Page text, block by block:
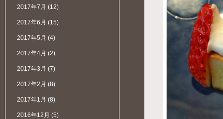
2017年7月 (12)
2017年6月 (15)
2017年5月 (4)
2017年4月 (2)
2017年3月 (7)
2017年2月 (8)
2017年1月 (8)
2016年12月 (5)